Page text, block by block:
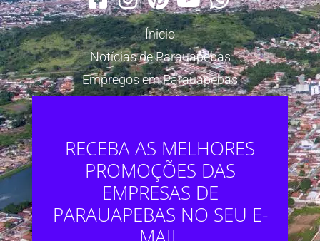
Ínicio
Notícias de Parauapebas
Empregos em Parauapebas
RECEBA AS MELHORES
PROMOÇÕES DAS
EMPRESAS DE
PARAUAPEBAS NO SEU E-